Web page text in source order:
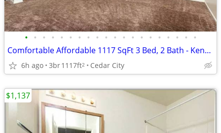
• • • • • • • • • • • • • • • • • • • •
Comfortable Affordable 1117 SqFt 3 Bed, 2 Bath - Kensington Place
6h ago 3br1117ft2 Cedar City
$1,137